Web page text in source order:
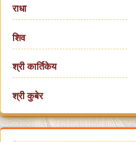
राधा
शिव
श्री कार्तिकेय
श्री कुबेर